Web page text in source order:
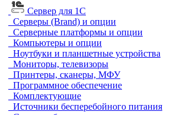
Сервер для 1С
Серверы (Brand) и опции
Серверные платформы и опции
Компьютеры и опции
Ноутбуки и планшетные устройства
Мониторы, телевизоры
Принтеры, сканеры, МФУ
Программное обеспечение
Комплектующие
Источники бесперебойного питания